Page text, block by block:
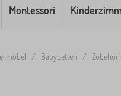
Montessori
/ Babybetten / Zubehör